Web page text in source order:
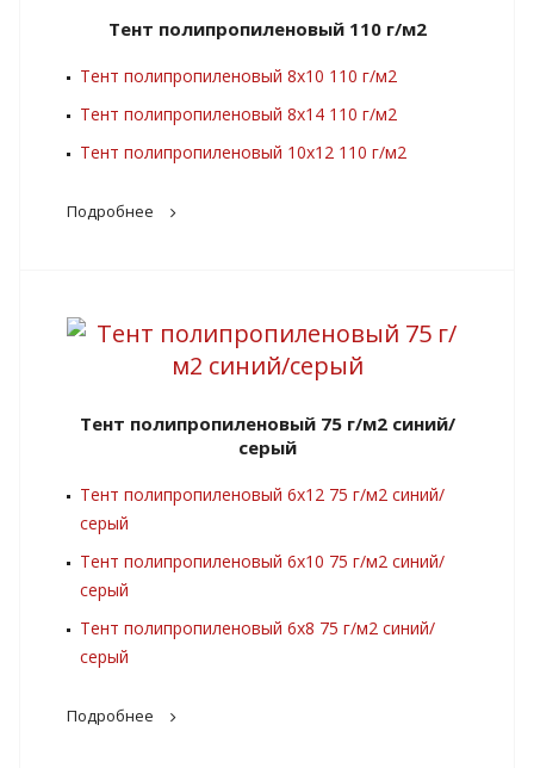
Тент полипропиленовый 110 г/м2
Тент полипропиленовый 8х10 110 г/м2
Тент полипропиленовый 8х14 110 г/м2
Тент полипропиленовый 10х12 110 г/м2
Подробнее
Тент полипропиленовый 75 г/м2 синий/
серый
Тент полипропиленовый 6х12 75 г/м2 синий/
серый
Тент полипропиленовый 6х10 75 г/м2 синий/
серый
Тент полипропиленовый 6х8 75 г/м2 синий/
серый
Подробнее